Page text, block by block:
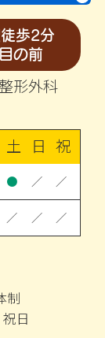
歩2分
の前
形外科
土 日 祝
● ／ ／
／ ／ ／
制
日